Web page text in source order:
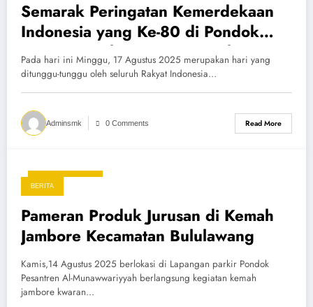
Semarak Peringatan Kemerdekaan
Indonesia yang Ke-80 di Pondok
Pesantren Al-Munawwariyyah
Pada hari ini Minggu, 17 Agustus 2025 merupakan hari yang
ditunggu-tunggu oleh seluruh Rakyat Indonesia…
Adminsmk 0 Comments Read More
27 Agustus 2025
BERITA
Pameran Produk Jurusan di Kemah
Jambore Kecamatan Bululawang
Kamis,14 Agustus 2025 berlokasi di Lapangan parkir Pondok
Pesantren Al-Munawwariyyah berlangsung kegiatan kemah
jambore kwaran…